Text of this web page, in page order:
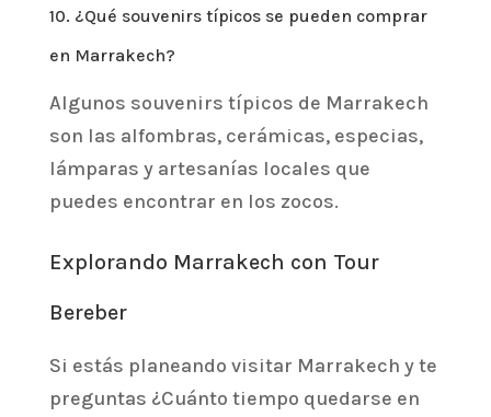
10. ¿Qué souvenirs típicos se pueden comprar
en Marrakech?
Algunos souvenirs típicos de Marrakech
son las alfombras, cerámicas, especias,
lámparas y artesanías locales que
puedes encontrar en los zocos.
Explorando Marrakech con Tour
Bereber
Si estás planeando visitar Marrakech y te
preguntas ¿Cuánto tiempo quedarse en